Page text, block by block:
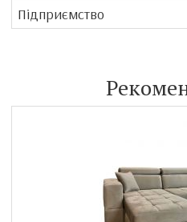
Підприємство